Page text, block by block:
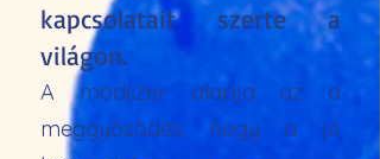
kapcsolatait szerte a
világon.
A módszer alapja az a
meggyőződés, hogy a jó